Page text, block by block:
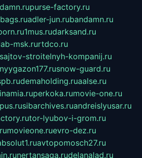
purse-factory.ru
adler-jun.rubandamn.ru
1mus.rudarksand.ru
msk.rurtdco.ru
stroitelnyh-kompanij.ru
snow-guard.ru
demaholding.ruaalse.ru
perkoka.rumovie-one.ru
sibarchives.ruandreislyusar.ru
tor-lyubov-i-grom.ru
movieone.ruevro-dez.ru
avtopomosch27.ru
nertansaga.rudelanalad.ru